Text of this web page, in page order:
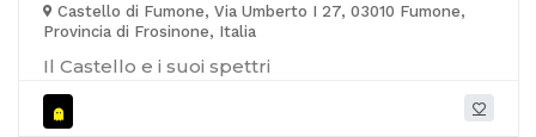
Castello di Fumone, Via Umberto I 27, 03010 Fumone,
Provincia di Frosinone, Italia
Il Castello e i suoi spettri